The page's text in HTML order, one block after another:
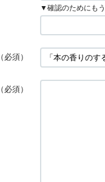
▼確認のためにも
（必須）
（必須）